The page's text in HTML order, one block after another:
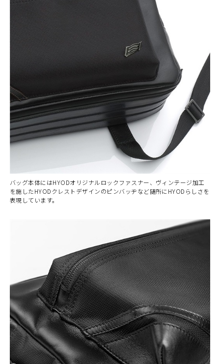
バッグ本体にはHYODオリジナルロックファスナー、ヴィンテージ加工
を施したHYODクレストデザインのピンバッヂなど随所にHYODらしさを
表現しています。